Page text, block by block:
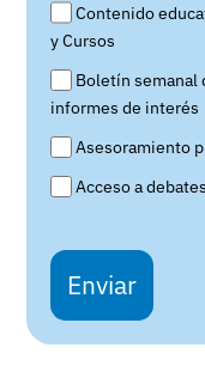
Contenido
y Cursos
Boletín semanal
informes de interés
Asesoramiento
Acceso a
Enviar